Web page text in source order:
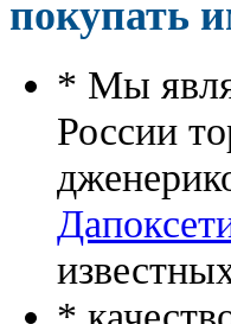
покупать
* Мы
России